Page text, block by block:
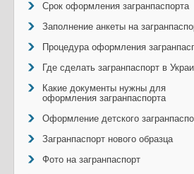
Срок оформления загранпаспорта
Заполнение анкеты на
Процедура оформления
Где сделать загранпаспорт в
Какие документы нужны для
оформления загранпаспорта
Оформление детского
Загранпаспорт нового образца
Фото на загранпаспорт